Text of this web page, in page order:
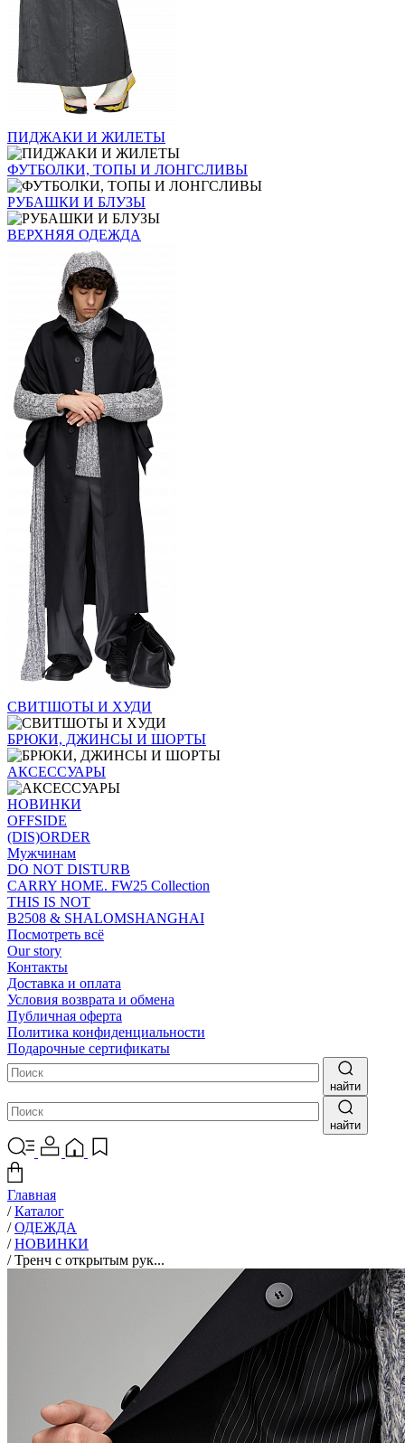
ПИДЖАКИ И ЖИЛЕТЫ
ФУТБОЛКИ, ТОПЫ И ЛОНГСЛИВЫ
РУБАШКИ И БЛУЗЫ
ВЕРХНЯЯ ОДЕЖДА
СВИТШОТЫ И ХУДИ
БРЮКИ, ДЖИНСЫ И ШОРТЫ
АКСЕССУАРЫ
НОВИНКИ
OFFSIDE
(DIS)ORDER
Мужчинам
DO NOT DISTURB
CARRY HOME. FW25 Collection
THIS IS NOT
B2508 & SHALOMSHANGHAI
Посмотреть всё
Our story
Контакты
Доставка и оплата
Условия возврата и обмена
Публичная оферта
Политика конфиденциальности
Подарочные сертификаты
найти
найти
Главная
/ Каталог
/ ОДЕЖДА
/ НОВИНКИ
/ Тренч с открытым рук...